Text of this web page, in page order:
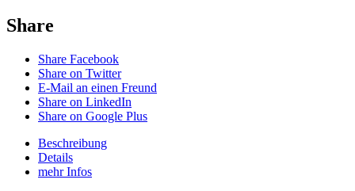
Share
Share Facebook
Share on Twitter
E-Mail an einen Freund
Share on LinkedIn
Share on Google Plus
Beschreibung
Details
mehr Infos